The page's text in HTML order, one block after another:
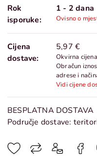
Rok
isporuke:
1 - 2 dana
Ovisno o
Cijena
dostave:
5,97 €
Okvirna
Obračun
adrese i
Vidi cijene
BESPLATNA DOSTAVA
Područje dostave: